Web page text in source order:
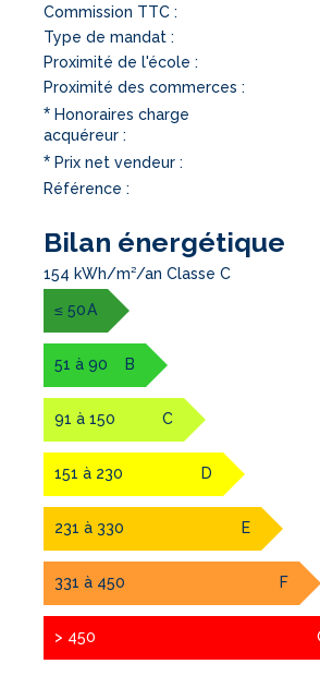
Commission TTC :
Type de mandat :
Proximité de l'école :
Proximité des commerces :
* Honoraires charge
acquéreur :
* Prix net vendeur :
Référence :
Bilan énergétique
154 kWh/m²/an Classe C
≤ 50A
51 à 90 B
91 à 150 C
151 à 230 D
231 à 330 E
331 à 450 F
> 450